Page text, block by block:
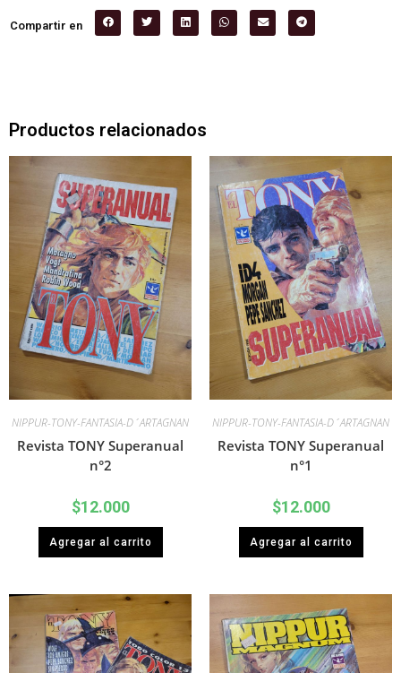
Compartir en
Productos relacionados
NIPPUR-TONY-FANTASIA-D´ARTAGNAN
Revista TONY Superanual
n°2
$12.000
Agregar al carrito
NIPPUR-TONY-FANTASIA-D´ARTAGNAN
Revista TONY Superanual
n°1
$12.000
Agregar al carrito